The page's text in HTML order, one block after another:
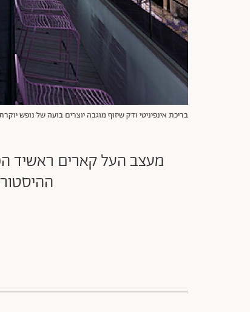
בריכת אינפיניטי ודק שיזוף מוגבה יוצרים בועה של נופש
מעצב העל קארים ראשיד